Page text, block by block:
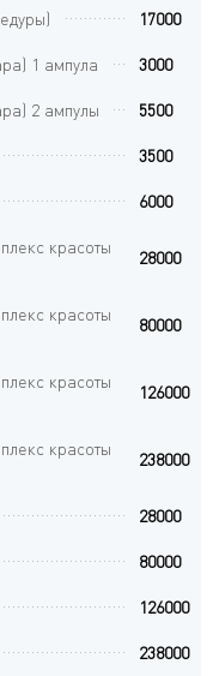
17000
1 ампула 3000
2 ампулы 5500
3500
6000
красоты
28000
красоты
80000
красоты
126000
красоты
238000
28000
80000
126000
238000